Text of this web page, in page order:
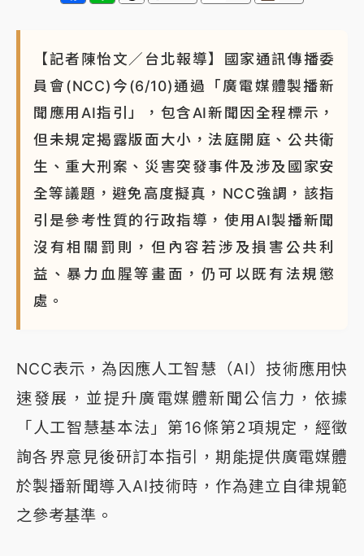
【記者陳怡文／台北報導】國家通訊傳播委
員會(NCC)今(6/10)通過「廣電媒體製播新
聞應用AI指引」，包含AI新聞因全程標示，
但未規定揭露版面大小，法庭開庭、公共衛
生、重大刑案、災害突發事件及涉及國家安
全等議題，避免高度擬真，NCC強調，該指
引是參考性質的行政指導，使用AI製播新聞
沒有相關罰則，但內容若涉及損害公共利
益、暴力血腥等畫面，仍可以既有法規懲
處。
NCC表示，為因應人工智慧（AI）技術應用快
速發展，並提升廣電媒體新聞公信力，依據
「人工智慧基本法」第16條第2項規定，經徵
詢各界意見後研訂本指引，期能提供廣電媒體
於製播新聞導入AI技術時，作為建立自律規範
之參考基準。